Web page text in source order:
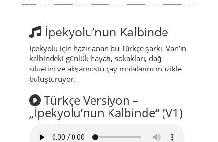
İpekyolu’nun Kalbinde
İpekyolu için hazırlanan bu Türkçe şarkı, Van’ın
kalbindeki günlük hayatı, sokakları, dağ
siluetini ve akşamüstü çay molalarını müzikle
buluşturuyor.
Türkçe Versiyon –
„İpekyolu’nun Kalbinde“ (V1)